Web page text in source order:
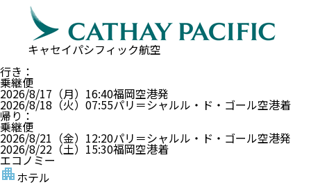
キャセイパシフィック航空
行き ：
乗継便
2026/8/17（月） 16:40福岡空港発
2026/8/18（火） 07:55パリ＝シャルル・ド・ゴール空港着
帰り ：
乗継便
2026/8/21（金） 12:20パリ＝シャルル・ド・ゴール空港発
2026/8/22（土） 15:30福岡空港着
エコノミー
ホテル